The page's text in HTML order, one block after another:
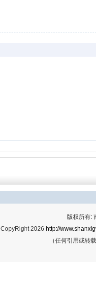
版权所有:
CopyRight 2026 http://
（任何引用或转